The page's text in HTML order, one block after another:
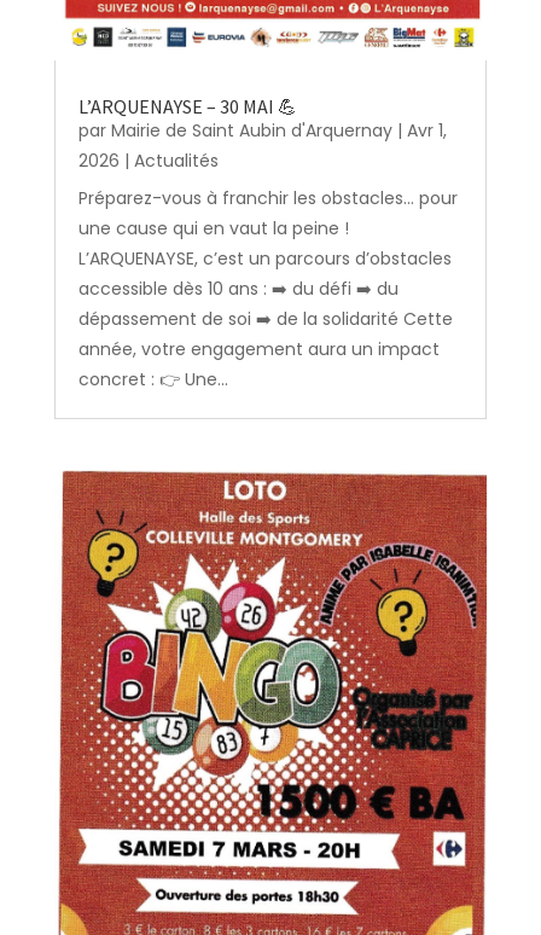
L’ARQUENAYSE – 30 MAI 💪
par Mairie de Saint Aubin d'Arquernay| Avr 1,
2026 | Actualités
Préparez-vous à franchir les obstacles… pour
une cause qui en vaut la peine !
L’ARQUENAYSE, c’est un parcours d’obstacles
accessible dès 10 ans : ➡️ du défi ➡️ du
dépassement de soi ➡️ de la solidarité Cette
année, votre engagement aura un impact
concret : 👉 Une...